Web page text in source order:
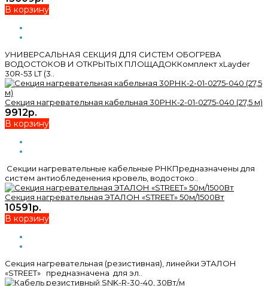
В корзину
УНИВЕРСАЛЬНАЯ СЕКЦИЯ ДЛЯ СИСТЕМ ОБОГРЕВА
ВОДОСТОКОВ И ОТКРЫТЫХ ПЛОЩАДОККомплект xLayder
30R-53 LT (3..
Секция нагревательная кабельная 30РНК-2-01-0275-040 (27,5 м)
9912р.
В корзину
Секции нагревательные кабельные РНКПредназначены для
систем антиобледенения кровель, водостоко..
Секция нагревательная ЭТАЛОН «STREET» 50м/1500Вт
10591р.
В корзину
Секция нагревательная (резистивная), линейки ЭТАЛОН
«STREET» предназначена для эл..